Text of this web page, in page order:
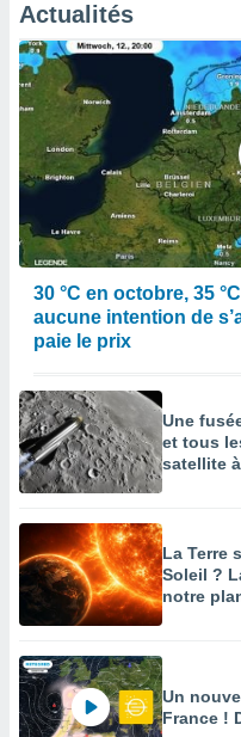
Actualités
30 °C en octobre, 35
aucune intention de
paie le prix
Une
et tous
satellite
La Terre
Soleil ?
notre
Un
France !